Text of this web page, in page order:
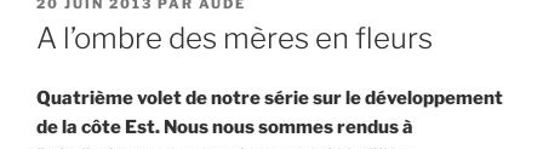
LE
20 JUIN 2013 PAR AUDE
A l’ombre des mères en fleurs
Quatrième volet de notre série sur le développement
de la côte Est. Nous nous sommes rendus à